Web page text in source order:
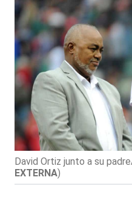
David Ortiz junto a su
EXTERNA)